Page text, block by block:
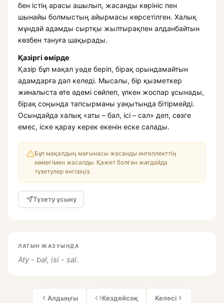
бен істің арасы ашылып, жасанды көрініс пен
шынайы болмыстың айырмасы көрсетілген. Халық
мұндай адамды сыртқы жылтырақпен алданбайтын
көзбен тануға шақырады.
Қазіргі өмірде
Қазір бұл мақал уәде беріп, бірақ орындамайтын
адамдарға дәл келеді. Мысалы, бір қызметкер
жиналыста өте әдемі сөйлеп, үлкен жоспар ұсынады,
бірақ соңында тапсырманы уақытында бітірмейді.
Осындайда халық «аты – бал, ісі – сал» деп, сөзге
емес, іске қарау керек екенін еске салады.
Бұл мақалдың мағынасы жасанды интеллекттің
көмегімен жасалды. Қажет болған жағдайда
түзетулер енгізіңіз.
Түзету ұсыну
ЛАТЫН ЖАЗУЫНДА
Aty - bal, isi - sal.
Алдыңғы Кездейсоқ Келесі